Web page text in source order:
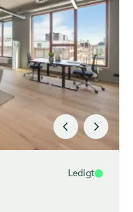
Ledigt